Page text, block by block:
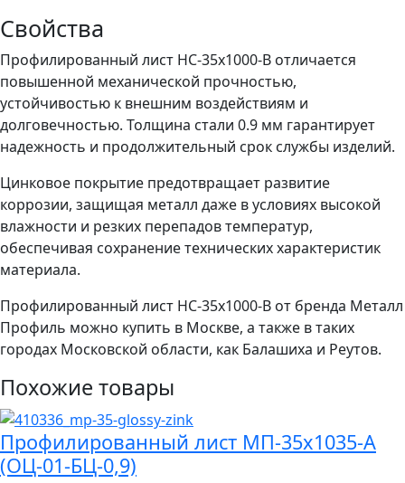
Свойства
Профилированный лист НС-35x1000-B отличается
повышенной механической прочностью,
устойчивостью к внешним воздействиям и
долговечностью. Толщина стали 0.9 мм гарантирует
надежность и продолжительный срок службы изделий.
Цинковое покрытие предотвращает развитие
коррозии, защищая металл даже в условиях высокой
влажности и резких перепадов температур,
обеспечивая сохранение технических характеристик
материала.
Профилированный лист НС-35x1000-B от бренда Металл
Профиль можно купить в Москве, а также в таких
городах Московской области, как Балашиха и Реутов.
Похожие товары
Профилированный лист МП-35x1035-A
(ОЦ-01-БЦ-0,9)